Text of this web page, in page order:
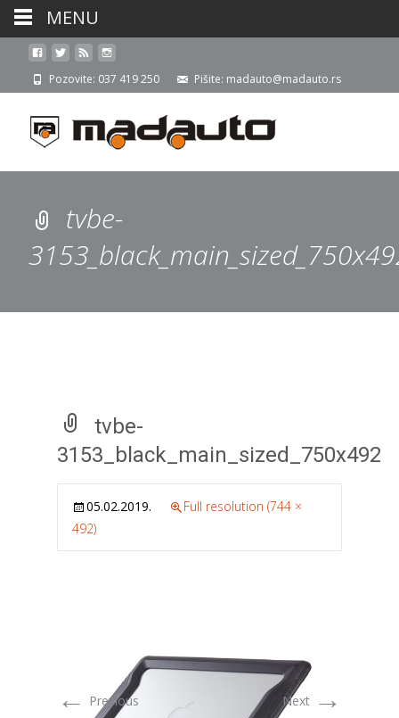
Pozovite: 037 419 250 Pišite: madauto@madauto.rs
tvbe-
tvbe-
3153_black_main_sized_750x492
05.02.2019.
Full resolution (744 ×
492)
← Previous Next →
MENU